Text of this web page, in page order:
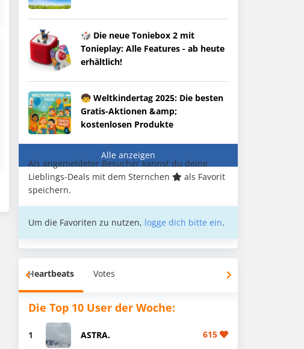
🎲 Die neue Toniebox 2 mit
Tonieplay: Alle Features - ab heute
erhältlich!
🧒 Weltkindertag 2025: Die besten
Gratis-Aktionen &amp;
kostenlosen Produkte
Alle anzeigen
Als angemeldeter Besucher kannst du deine
Lieblings-Deals mit dem Sternchen
als Favorit
speichern.
Um die Favoriten zu nutzen, logge dich bitte ein.
Heartbeats Votes
Die Top 10 User der Woche:
1 ASTRA. 615